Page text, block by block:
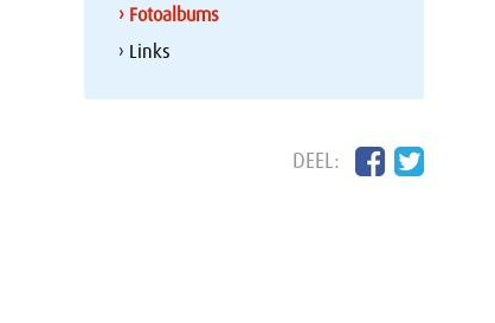
› Fotoalbums
› Links
DEEL: